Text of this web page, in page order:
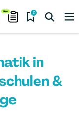
0
in
&